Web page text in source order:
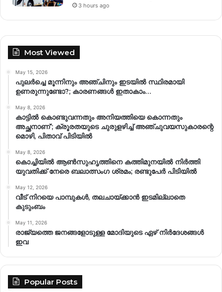
3 hours ago
Most Viewed
May 15, 2026
പുലർച്ചെ മൂന്നിനും അഞ്ചിനും ഇടയിൽ സ്ഥിരമായി
ഉണരുന്നുണ്ടോ?; കാരണങ്ങള്‍ ഇതാകാം…
May 8, 2026
കാട്ടിൽ കൊണ്ടുവന്നതും അനിയത്തിയെ കൊന്നതും
അച്ഛനാണ്’; ക്രൂരതയുടെ ചുരുളഴിച്ച് അഞ്ചുവയസുകാരന്റെ
മൊഴി, പിതാവ് പിടിയിൽ
May 8, 2026
കൊച്ചിയിൽ ആൺസുഹൃത്തിനെ കത്തിമുനയിൽ നിർത്തി
യുവതിക്ക് നേരെ ബലാത്സംഗ​ ശ്രമം; രണ്ടുപേർ പിടിയിൽ
May 12, 2026
വീട് നിറയെ പാമ്പുകൾ, തലചായ്ക്കാൻ ഇടമില്ലാതെ
കുടുംബം
May 11, 2026
രാജ്യത്തെ ജനങ്ങളോടുള്ള മോദിയുടെ ഏഴ് നിര്‍ദേശങ്ങള്‍
ഇവ
Popular Posts